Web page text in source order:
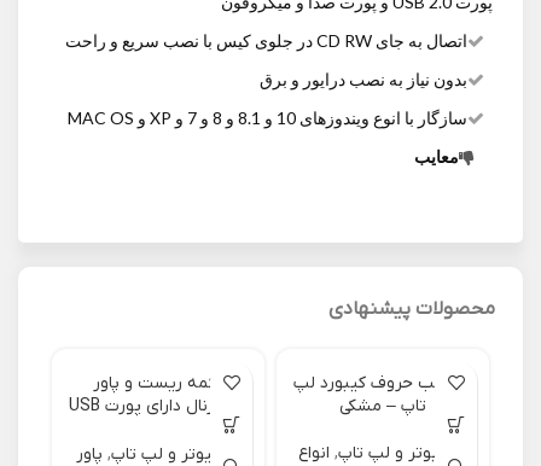
اتصال به جای CD RW در جلوی کیس با نصب سریع و راحت
بدون نیاز به نصب درایور و برق
سازگار با انوع ویندوزهای 10 و 8.1 و 8 و 7 و XP و MAC OS
معایب
محصولات پیشنهادی
برچسب حروف کیبورد لپ
تاپ – مشکی
کامپیوتر و لپ تاپ, انواع
دکمه ریست و پاور
اکسترنال دارای پورت USB
کامپیوتر و لپ تاپ, پاور